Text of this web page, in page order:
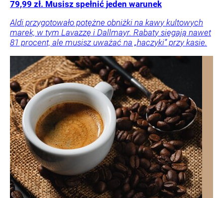
79,99 zł. Musisz spełnić jeden warunek
Aldi przygotowało potężne obniżki na kawy kultowych
marek, w tym Lavazzę i Dallmayr. Rabaty sięgają nawet
81 procent, ale musisz uważać na „haczyki” przy kasie.